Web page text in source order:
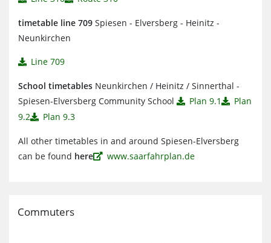
timetable line 709 Spiesen - Elversberg - Heinitz -
Neunkirchen
Line 709
School timetables Neunkirchen / Heinitz / Sinnerthal -
Spiesen-Elversberg Community School
Plan 9.1
Plan
9.2
Plan 9.3
All other timetables in and around Spiesen-Elversberg
can be found here www.saarfahrplan.de
Commuters